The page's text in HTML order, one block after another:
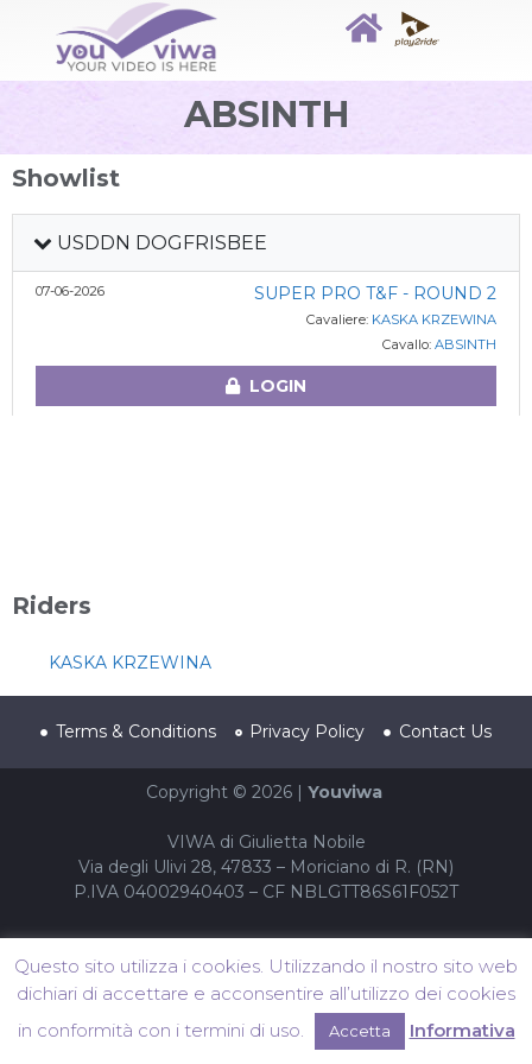
ABSINTH
Showlist
USDDN DOGFRISBEE
07-06-2026 SUPER PRO T&F - ROUND 2
Cavaliere: KASKA KRZEWINA
Cavallo: ABSINTH
LOGIN
Riders
KASKA KRZEWINA
Terms & Conditions Privacy Policy Contact Us
Copyright © 2026 | Youviwa
VIWA di Giulietta Nobile
Via degli Ulivi 28, 47833 – Moriciano di R. (RN)
P.IVA 04002940403 – CF NBLGTT86S61F052T
Questo sito utilizza i cookies. Utilizzando il nostro sito web
dichiari di accettare e acconsentire all’utilizzo dei cookies
in conformità con i termini di uso.
Accetta Informativa